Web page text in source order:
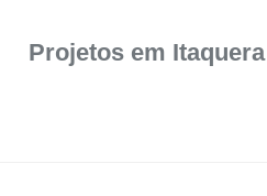
Projetos em Itaquera